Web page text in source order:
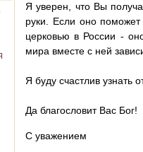
Я уверен, что Вы
руки. Если оно
церковью в России -
мира вместе с ней
Я буду счастлив узнать
Да благословит Вас Бог!
С уважением